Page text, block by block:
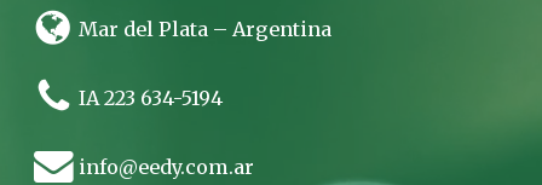
Mar del Plata – Argentina
IA 223 634-5194
info@eedy.com.ar